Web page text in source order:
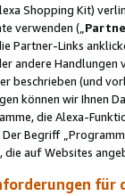
Shopping Kit)
verwenden („
Partner-Links
andere
beschrieben (und
können wir Ihnen
die Alexa-
Begriff
auf Websites